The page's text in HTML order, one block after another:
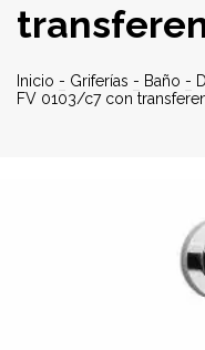
Inicio - Griferías - Baño -
FV 0103/c7 con